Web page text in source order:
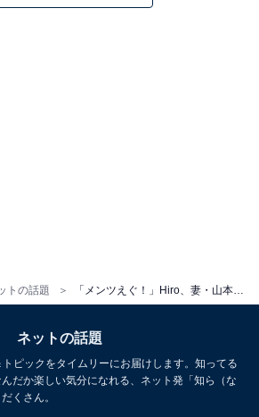
トの話題
ネットの話題
ピックをタイムリーにお届けします。知ってる
だか楽しい気分になれる、ネット発「知ら（な
くさん。